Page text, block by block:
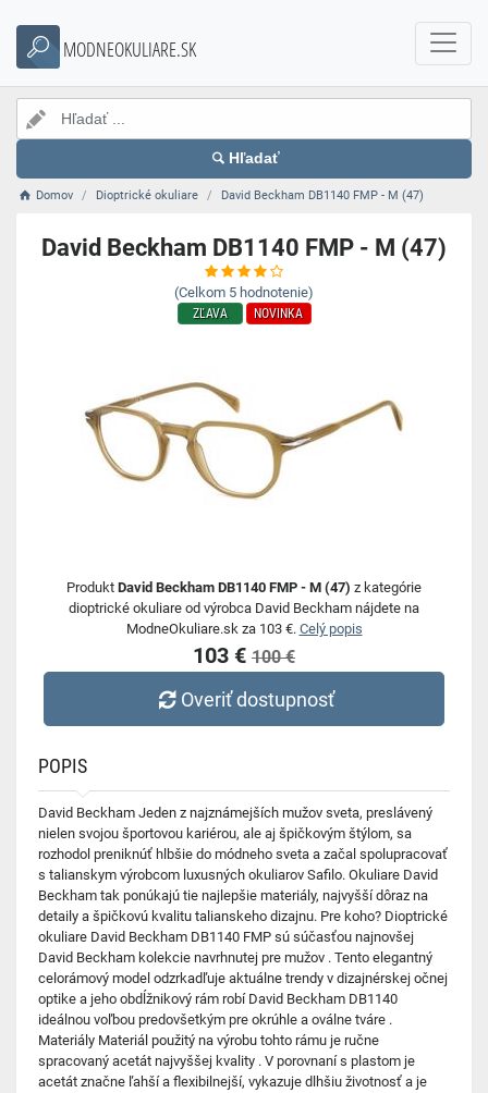
MODNEOKULIARE.SK
Hľadať
Domov Dioptrické okuliare David Beckham DB1140 FMP - M (47)
David Beckham DB1140 FMP - M (47)
(Celkom 5 hodnotenie)
ZĽAVA NOVINKA
Produkt David Beckham DB1140 FMP - M (47) z kategórie
dioptrické okuliare od výrobca David Beckham nájdete na
ModneOkuliare.sk za 103 €. Celý popis
103 € 100 €
Overiť dostupnosť
POPIS
David Beckham Jeden z najznámejších mužov sveta, preslávený
nielen svojou športovou kariérou, ale aj špičkovým štýlom, sa
rozhodol preniknúť hlbšie do módneho sveta a začal spolupracovať
s talianskym výrobcom luxusných okuliarov Safilo. Okuliare David
Beckham tak ponúkajú tie najlepšie materiály, najvyšší dôraz na
detaily a špičkovú kvalitu talianskeho dizajnu. Pre koho? Dioptrické
okuliare David Beckham DB1140 FMP sú súčasťou najnovšej
David Beckham kolekcie navrhnutej pre mužov . Tento elegantný
celorámový model odzrkadľuje aktuálne trendy v dizajnérskej očnej
optike a jeho obdĺžnikový rám robí David Beckham DB1140
ideálnou voľbou predovšetkým pre okrúhle a oválne tváre .
Materiály Materiál použitý na výrobu tohto rámu je ručne
spracovaný acetát najvyššej kvality . V porovnaní s plastom je
acetát značne ľahší a flexibilnejší, vykazuje dlhšiu životnosť a je